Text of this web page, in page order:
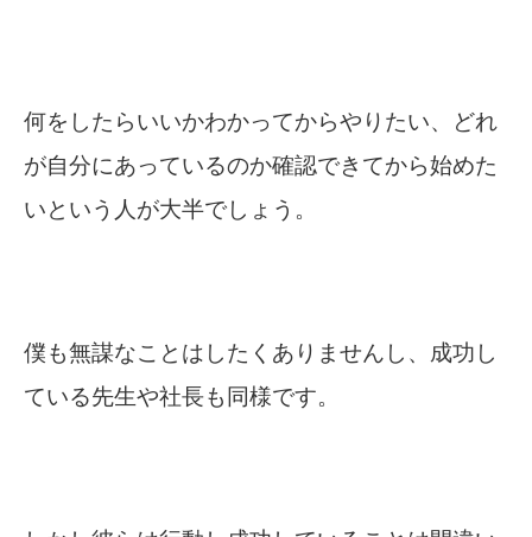
何をしたらいいかわかってからやりたい、どれ
が自分にあっているのか確認できてから始めた
いという人が大半でしょう。
僕も無謀なことはしたくありませんし、成功し
ている先生や社長も同様です。